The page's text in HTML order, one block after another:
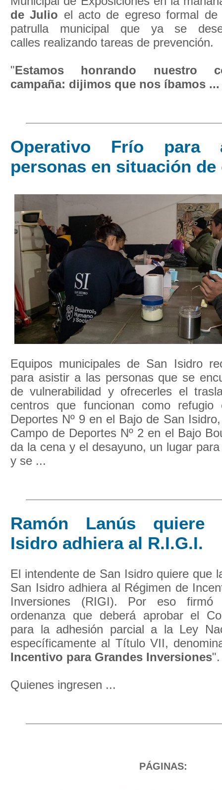
de Julio el acto de egreso formal
patrulla municipal que ya se
calles realizando tareas de prevención.
"Estamos honrando nuestro
campaña: dijimos que nos íbamos ...
Operativo Frío para
personas en situación de
Equipos municipales de San Isidro
para asistir a las personas que se
de vulnerabilidad y ofrecerles el
centros que funcionan como
Deportes Nº 9 en el Bajo de San
Campo de Deportes Nº 2 en el Bajo
da la cena y el desayuno, un lugar
y se ...
Ramón Lanús quiere
Isidro adhiera al R.I.G.I.
El intendente de San Isidro quiere que
San Isidro adhiera al Régimen de
Inversiones (RIGI). Por eso
ordenanza que deberá aprobar el
para la adhesión parcial a la Ley
específicamente al Título VII,
Incentivo para Grandes Inversiones".
Quienes ingresen ...
PÁGINAS: